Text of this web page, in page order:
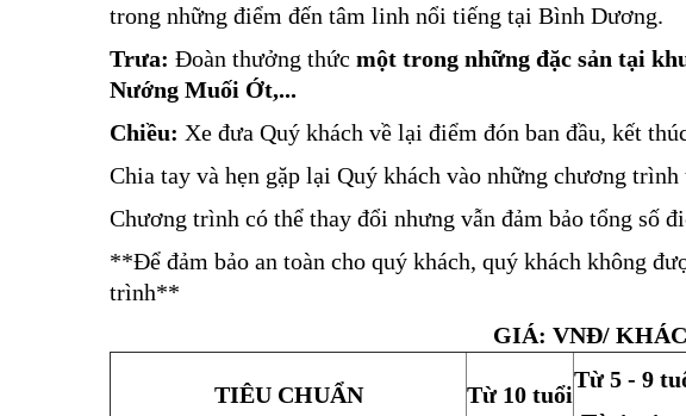
trong những điểm đến tâm linh nổi tiếng tại Bình Dương.
Trưa: Đoàn thưởng thức một trong những đặc sản tại
Nướng Muối Ớt,...
Chiều: Xe đưa Quý khách về lại điểm đón ban đầu, kết
Chia tay và hẹn gặp lại Quý khách vào những chương trình
Chương trình có thể thay đổi nhưng vẫn đảm bảo tổng số
**Để đảm bảo an toàn cho quý khách, quý khách không
trình**
GIÁ: VNĐ/
TIÊU CHUẨN Từ 10 tuổi
Từ 5 - 9